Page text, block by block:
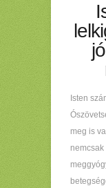
Isten
meg is